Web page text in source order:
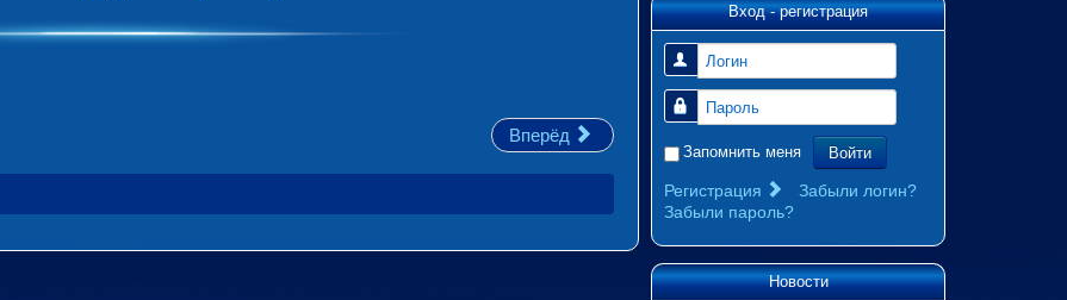
Вперёд
Вход - регистрация
Логин
Пароль
Запомнить меня Войти
Регистрация
Забыли логин?
Забыли пароль?
Новости